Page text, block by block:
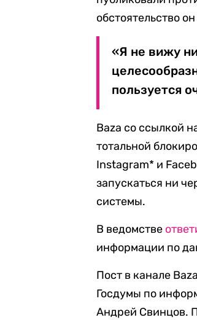
обстоятельство
«Я не вижу
пользуется
Baza со ссылкой
тотальной
Instagram* и
запускаться ни
системы.
В ведомстве
информации по
Пост в канале Baza
Госдумы по
Андрей Свинцов.